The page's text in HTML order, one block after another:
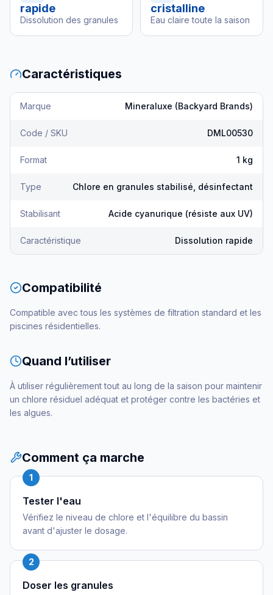
rapide
Dissolution des granules
cristalline
Eau claire toute la saison
Caractéristiques
Marque Mineraluxe (Backyard Brands)
Code / SKU DML00530
Format 1 kg
Type Chlore en granules stabilisé, désinfectant
Stabilisant Acide cyanurique (résiste aux UV)
Caractéristique Dissolution rapide
Compatibilité
Compatible avec tous les systèmes de filtration standard et les
piscines résidentielles.
Quand l’utiliser
À utiliser régulièrement tout au long de la saison pour maintenir
un chlore résiduel adéquat et protéger contre les bactéries et
les algues.
Comment ça marche
1
Tester l'eau
Vérifiez le niveau de chlore et l'équilibre du bassin
avant d'ajuster le dosage.
2
Doser les granules